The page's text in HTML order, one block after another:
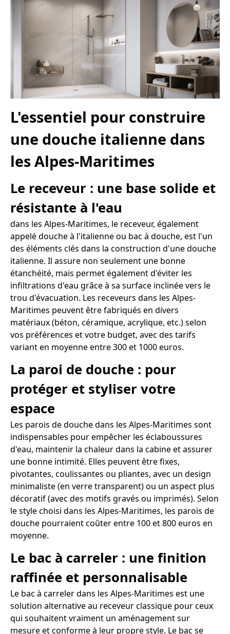
L'essentiel pour construire
une douche italienne dans
les Alpes-Maritimes
Le receveur : une base solide et
résistante à l'eau
dans les Alpes-Maritimes, le receveur, également
appelé douche à l'italienne ou bac à douche, est l'un
des éléments clés dans la construction d'une douche
italienne. Il assure non seulement une bonne
étanchéité, mais permet également d'éviter les
infiltrations d'eau grâce à sa surface inclinée vers le
trou d'évacuation. Les receveurs dans les Alpes-
Maritimes peuvent être fabriqués en divers
matériaux (béton, céramique, acrylique, etc.) selon
vos préférences et votre budget, avec des tarifs
variant en moyenne entre 300 et 1000 euros.
La paroi de douche : pour
protéger et styliser votre
espace
Les parois de douche dans les Alpes-Maritimes sont
indispensables pour empêcher les éclaboussures
d'eau, maintenir la chaleur dans la cabine et assurer
une bonne intimité. Elles peuvent être fixes,
pivotantes, coulissantes ou pliantes, avec un design
minimaliste (en verre transparent) ou un aspect plus
décoratif (avec des motifs gravés ou imprimés). Selon
le style choisi dans les Alpes-Maritimes, les parois de
douche pourraient coûter entre 100 et 800 euros en
moyenne.
Le bac à carreler : une finition
raffinée et personnalisable
Le bac à carreler dans les Alpes-Maritimes est une
solution alternative au receveur classique pour ceux
qui souhaitent vraiment un aménagement sur
mesure et conforme à leur propre style. Le bac se